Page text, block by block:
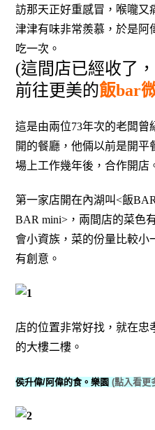
訪那天正好重感冒，喉嚨又
津津有味非常羨慕，於是阿
吃一次。
(這間店已經收了
前往更美的飯bar
這是由兩位73年次的老闆曾
開的餐廳，他倆以前是開
場上工作幾年後，合作開店
第一家店開在內湖叫<飯
BAR mini>，兩間店的菜色
會小資族，菜的份量比較小
有創意。
店的位置非常好找，就在忠
的大樓二樓。
侯升偉/阿偉的食。樂園 (點入看更